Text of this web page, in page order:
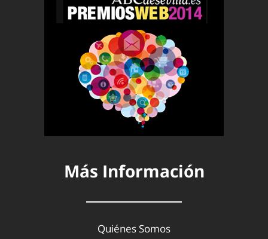
Más Información
Quiénes Somos